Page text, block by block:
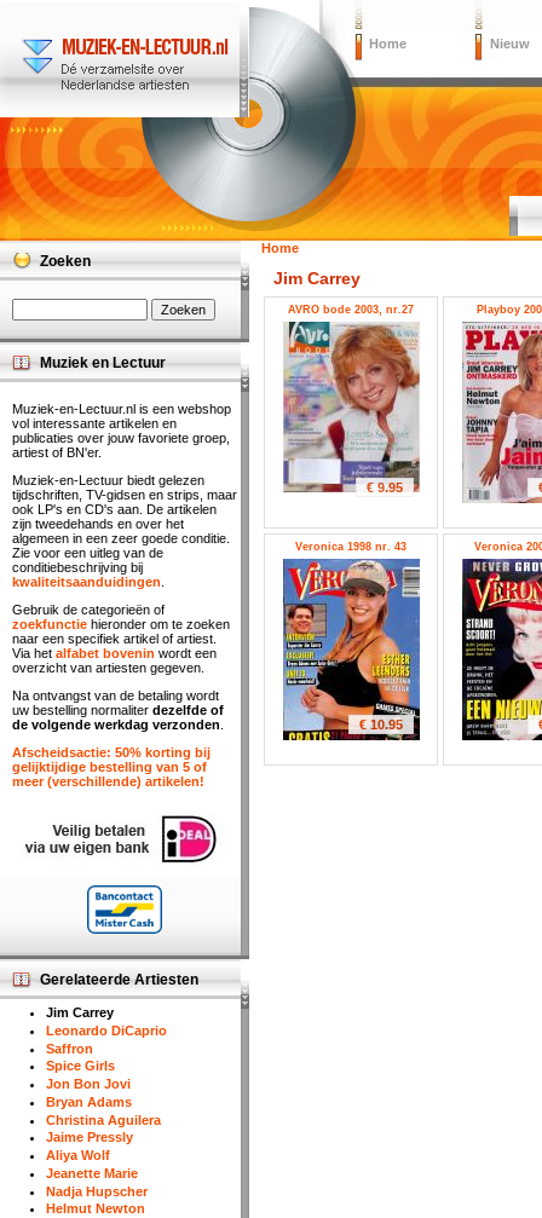
Home Nieuw
Home
Jim Carrey
AVRO bode 2003, nr.27
€ 9.95
Playboy
Veronica 1998 nr. 43
€ 10.95
Veronica
Zoeken
Muziek en Lectuur
Muziek-en-Lectuur.nl is een webshop
vol interessante artikelen en
publicaties over jouw favoriete groep,
artiest of BN'er.
Muziek-en-Lectuur biedt gelezen
tijdschriften, TV-gidsen en strips, maar
ook LP's en CD's aan. De artikelen
zijn tweedehands en over het
algemeen in een zeer goede conditie.
Zie voor een uitleg van de
conditiebeschrijving bij
kwaliteitsaanduidingen
Gebruik de categorieën of
zoekfunctie hieronder om te zoeken
naar een specifiek artikel of artiest.
Via het alfabet bovenin wordt een
overzicht van artiesten gegeven.
Na ontvangst van de betaling wordt
uw bestelling normaliter dezelfde of
de volgende werkdag verzonden
Afscheidsactie: 50% korting bij
gelijktijdige bestelling van 5 of
meer (verschillende) artikelen!
Gerelateerde Artiesten
Jim Carrey
Leonardo DiCaprio
Saffron
Spice Girls
Jon Bon Jovi
Bryan Adams
Christina Aguilera
Jaime Pressly
Aliya Wolf
Jeanette Marie
Nadja Hupscher
Helmut Newton